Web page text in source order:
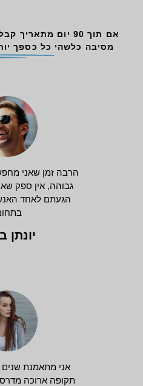
אם תוך 90 יום
מסיבה כלשהי כל כספך
הרבה זמן שאני
גבוהה, אין ספק
הגעתם לאחד
יונתן
אני מתאמנת שנים
תקופה ארוכה